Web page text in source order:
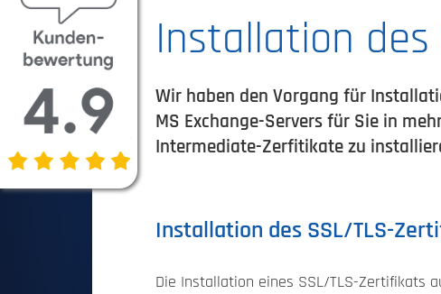
Installation
Wir haben den Vorgang für
MS Exchange-Servers für Sie in
Intermediate-Zerfitikate zu
Installation des SSL/TLS-
Die Installation eines SSL/TLS-Zertifikats